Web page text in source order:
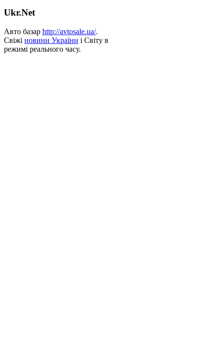
Ukr.Net
Авто базар http://avtosale.ua/.
Свіжі новини України і Світу в
режимі реального часу.